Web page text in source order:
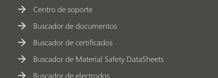
Centro de soporte
Buscador de documentos
Buscador de certificados
Buscador de Material Safety DataSheets